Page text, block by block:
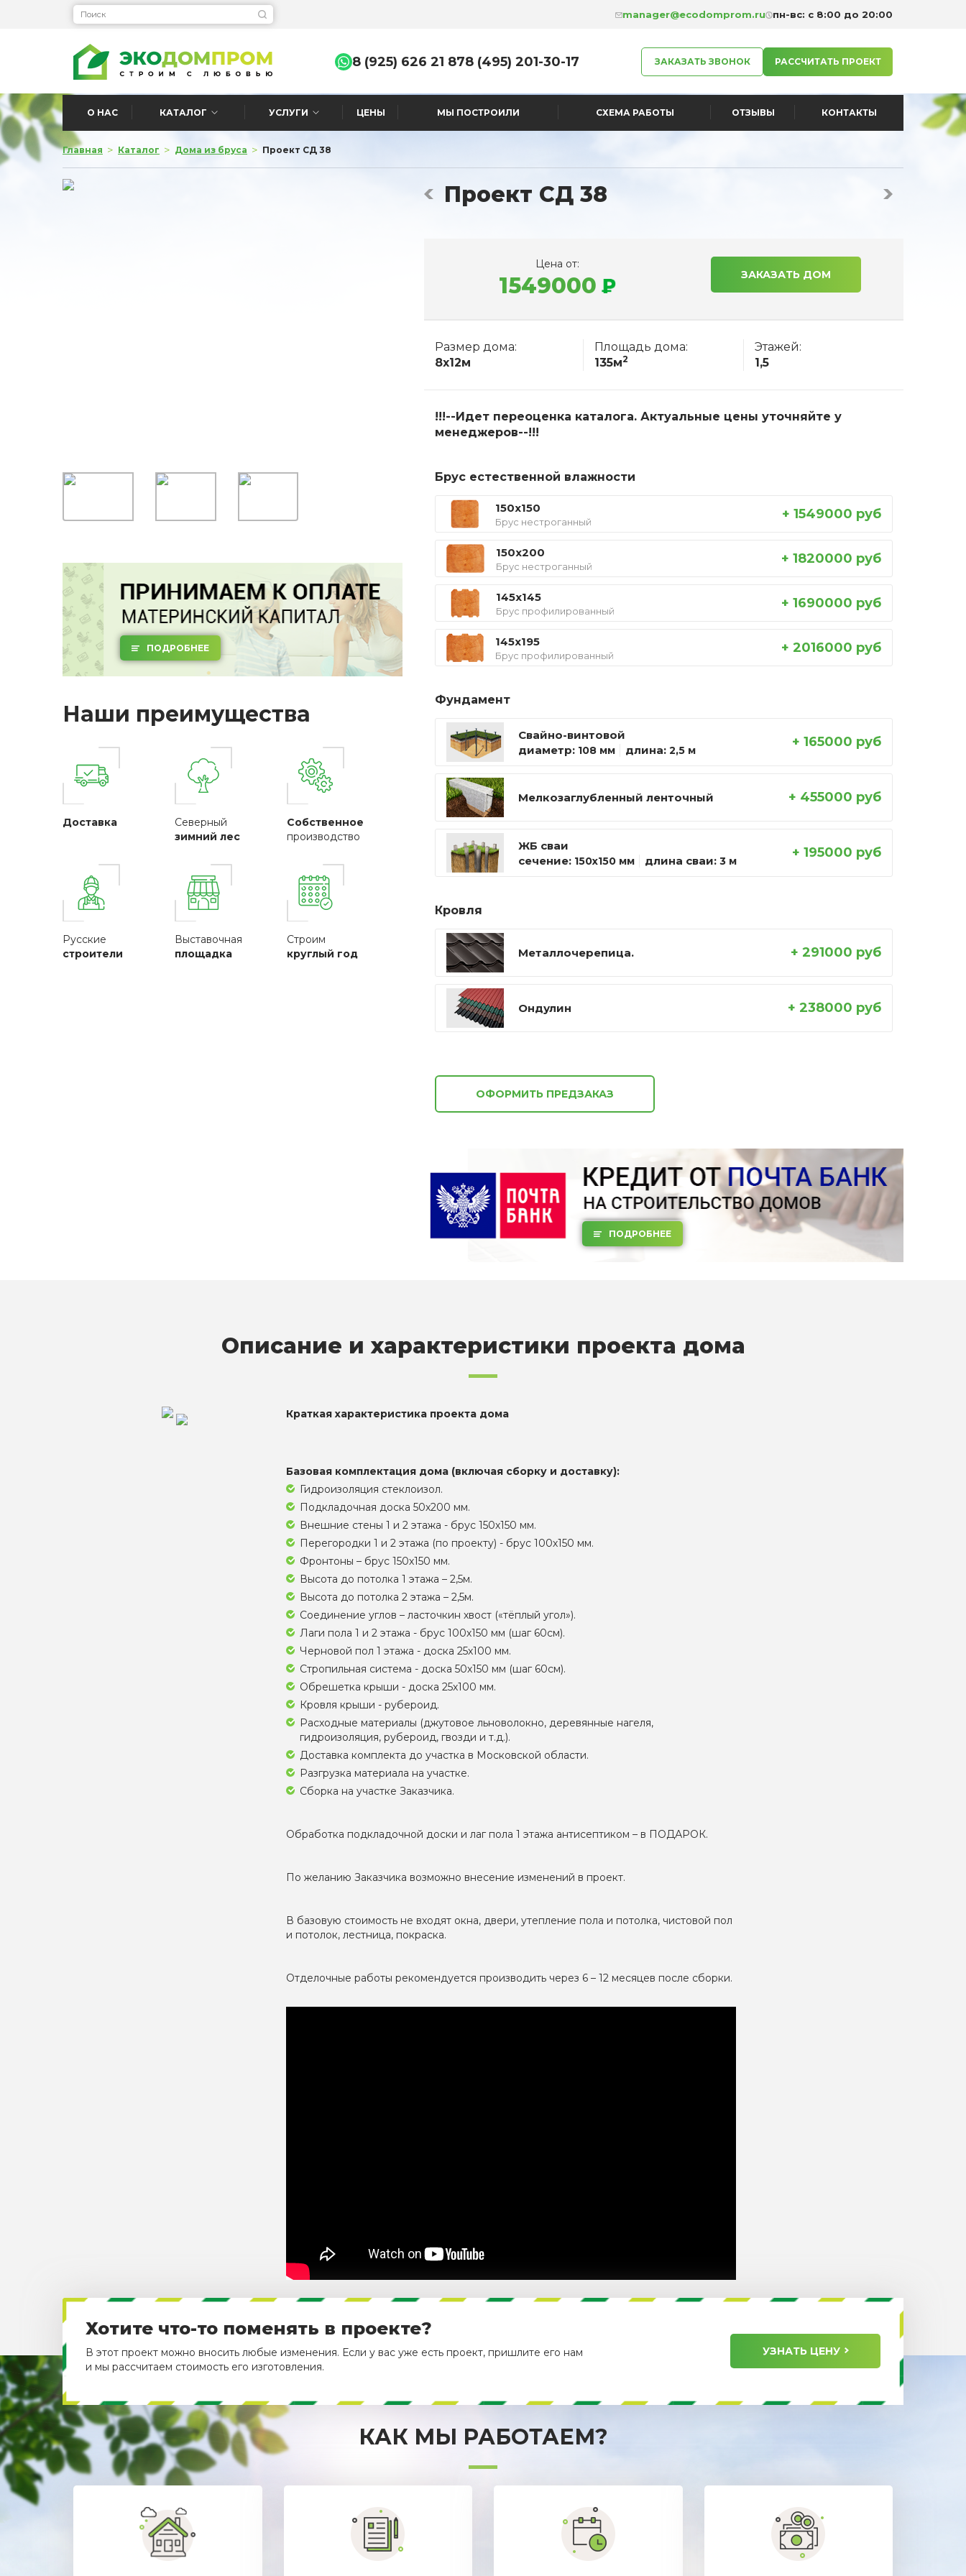
manager@ecodomprom.ru пн-вс: с 8:00 до 20:00
8 (495) 201-30-17
8 (925) 626 21 87 ЗАКАЗАТЬ ЗВОНОК РАССЧИТАТЬ ПРОЕКТ
О НАС КАТАЛОГ УСЛУГИ ЦЕНЫ МЫ ПОСТРОИЛИ СХЕМА РАБОТЫ ОТЗЫВЫ КОНТАКТЫ
Главная > Каталог > Дома из бруса > Проект СД 38
ПОДРОБНЕЕ
Наши преимущества
Доставка
Северный
зимний лес
Собственное
производство
Русские
строители
Выставочная
площадка
Строим
круглый год
Проект СД 38
Цена от:
1549000 ЗАКАЗАТЬ ДОМ
Размер дома:
8x12м
Площадь дома:
135м2
Этажей:
1,5
!!!--Идет переоценка каталога. Актуальные цены уточняйте у
менеджеров--!!!
Брус естественной влажности
150x150
Брус нестроганный + 1549000 руб
150x200
Брус нестроганный + 1820000 руб
145x145
Брус профилированный + 1690000 руб
145x195
Брус профилированный + 2016000 руб
Фундамент
Свайно-винтовой
диаметр: 108 мм длина: 2,5 м
+ 165000 руб
Мелкозаглубленный ленточный + 455000 руб
ЖБ сваи
сечение: 150х150 мм длина сваи: 3 м
+ 195000 руб
Кровля
Металлочерепица. + 291000 руб
Ондулин + 238000 руб
ОФОРМИТЬ ПРЕДЗАКАЗ
ПОДРОБНЕЕ
Описание и характеристики проекта дома
Краткая характеристика проекта дома
Базовая комплектация дома (включая сборку и доставку):
Гидроизоляция стеклоизол.
Подкладочная доска 50х200 мм.
Внешние стены 1 и 2 этажа - брус 150х150 мм.
Перегородки 1 и 2 этажа (по проекту) - брус 100х150 мм.
Фронтоны – брус 150х150 мм.
Высота до потолка 1 этажа – 2,5м.
Высота до потолка 2 этажа – 2,5м.
Соединение углов – ласточкин хвост («тёплый угол»).
Лаги пола 1 и 2 этажа - брус 100х150 мм (шаг 60см).
Черновой пол 1 этажа - доска 25х100 мм.
Стропильная система - доска 50х150 мм (шаг 60см).
Обрешетка крыши - доска 25х100 мм.
Кровля крыши - рубероид.
Расходные материалы (джутовое льноволокно, деревянные нагеля,
гидроизоляция, рубероид, гвозди и т.д.).
Доставка комплекта до участка в Московской области.
Разгрузка материала на участке.
Сборка на участке Заказчика.
Обработка подкладочной доски и лаг пола 1 этажа антисептиком – в ПОДАРОК.
По желанию Заказчика возможно внесение изменений в проект.
В базовую стоимость не входят окна, двери, утепление пола и потолка, чистовой пол
и потолок, лестница, покраска.
Отделочные работы рекомендуется производить через 6 – 12 месяцев после сборки.
Хотите что-то поменять в проекте?
В этот проект можно вносить любые изменения. Если у вас уже есть проект, пришлите его нам
и мы рассчитаем стоимость его изготовления.
УЗНАТЬ ЦЕНУ
КАК МЫ РАБОТАЕМ?